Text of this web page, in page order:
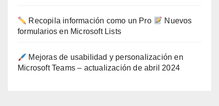
Recopila información como un Pro
Nuevos
formularios en Microsoft Lists
Mejoras de usabilidad y personalización en
Microsoft Teams – actualización de abril 2024